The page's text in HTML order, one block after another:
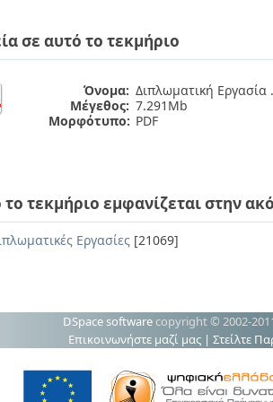
σε αυτό το τεκμήριο
Όνομα: Διπλωματική Εργασία
Μέγεθος: 7.291Mb
Μορφότυπο: PDF
το τεκμήριο εμφανίζεται στην
Εργασίες [21069]
DSpace software copyright © 2002-
Επικοινωνήστε μαζί μας | Στείλτε